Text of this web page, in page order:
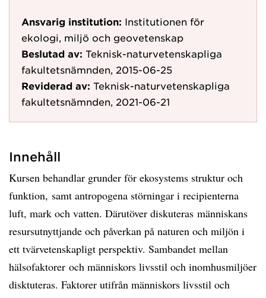
Ansvarig institution: Institutionen för
ekologi, miljö och geovetenskap
Beslutad av: Teknisk-naturvetenskapliga
fakultetsnämnden, 2015-06-25
Reviderad av: Teknisk-naturvetenskapliga
fakultetsnämnden, 2021-06-21
Innehåll
Kursen behandlar grunder för ekosystems struktur och
funktion, samt antropogena störningar i recipienterna
luft, mark och vatten. Därutöver diskuteras människans
resursutnyttjande och påverkan på naturen och miljön i
ett tvärvetenskapligt perspektiv. Sambandet mellan
hälsofaktorer och människors livsstil och inomhusmiljöer
disktuteras. Faktorer utifrån människors livsstil och